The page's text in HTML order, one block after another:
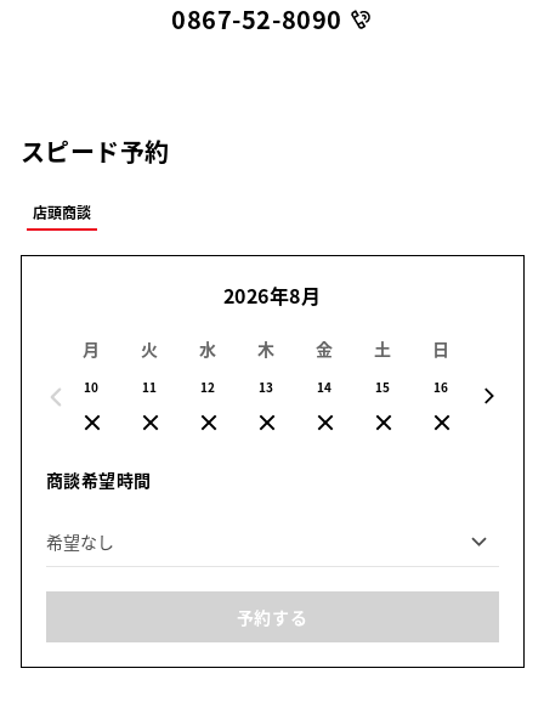
0867-52-8090
スピード予約
店頭商談
2026年8月
月
10
火
11
水
12
木
13
金
14
土
15
日
16
商談希望時間
予約する